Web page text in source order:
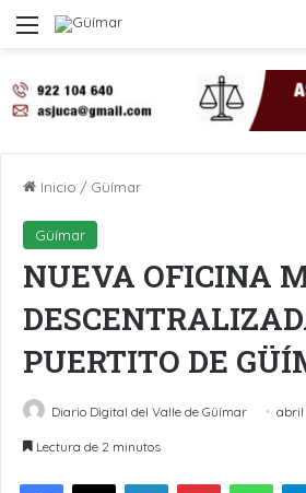
Menú
Inicio / Güímar
Güímar
NUEVA OFICINA
PUERTITO DE
Diario Digital del Valle de Güímar abril
Lectura de 2 minutos
LinkedInPinterest